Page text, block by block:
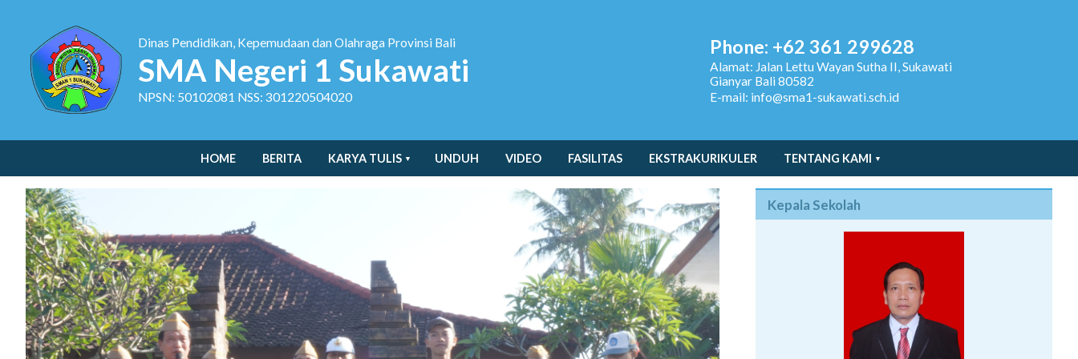
Dinas Pendidikan, Kepemudaan dan Olahraga Provinsi Bali
SMA Negeri 1 Sukawati
NPSN: 50102081 NSS: 301220504020
Phone: +62 361 299628
Alamat: Jalan Lettu Wayan Sutha II, Sukawati
Gianyar Bali 80582
E-mail: info@sma1-sukawati.sch.id
HOME BERITA KARYA TULIS UNDUH VIDEO FASILITAS EKSTRAKURIKULER TENTANG KAMI
Kepala Sekolah